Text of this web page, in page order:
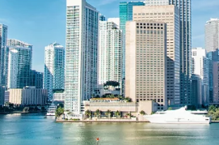
Abenteuer starten möchten (und
Sie sich für ein Fly & Cruise
auf ein wirklich entspanntes